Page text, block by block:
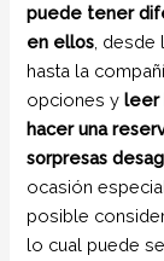
puede tener
en ellos ,
hasta la
opciones yleer
hacer una
sorpresas
ocasión
posible
lo cual puede